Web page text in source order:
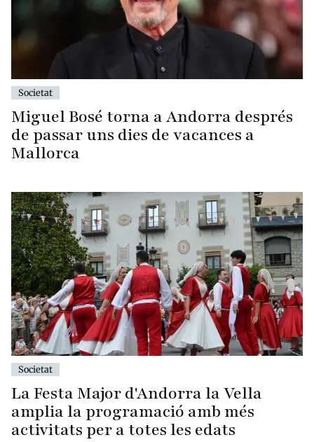
Societat
Miguel Bosé torna a Andorra després
de passar uns dies de vacances a
Mallorca
Societat
La Festa Major d'Andorra la Vella
amplia la programació amb més
activitats per a totes les edats